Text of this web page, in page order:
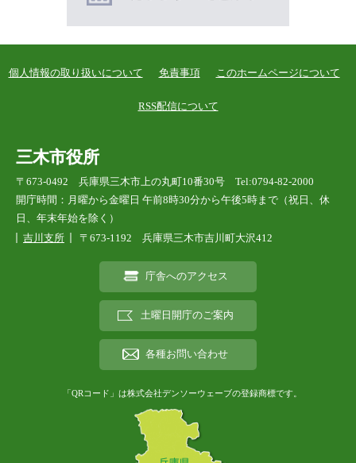
個人情報の取り扱いについて 免責事項 このホームページについて
RSS配信について
三木市役所
〒673-0492 兵庫県三木市上の丸町10番30号 Tel:0794-82-2000
開庁時間：月曜から金曜日 午前8時30分から午後5時まで（祝日、休
日、年末年始を除く）
吉川支所
〒673-1192 兵庫県三木市吉川町大沢412
庁舎へのアクセス
土曜日開庁のご案内
各種お問い合わせ
「QRコード」は株式会社デンソーウェーブの登録商標です。